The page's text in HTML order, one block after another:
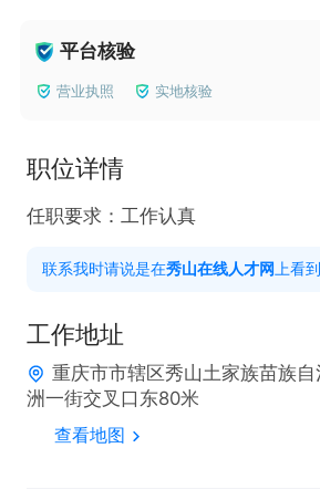
平台核验
营业执照 实地核验
职位详情
任职要求：工作认真
联系我时请说是在秀山在线人才网 上看
工作地址
重庆市市辖区秀山土家族苗族
洲一街交叉口东80米
查看地图